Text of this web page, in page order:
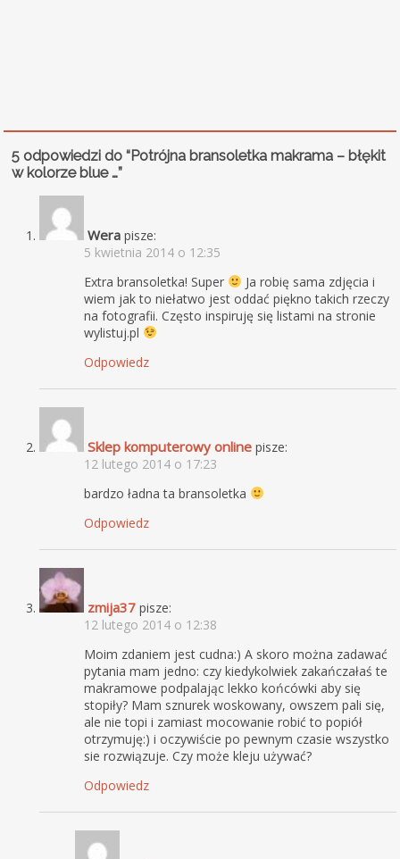
5 odpowiedzi do “Potrójna bransoletka makrama – błękit
w kolorze blue …”
Wera pisze:
5 kwietnia 2014 o 12:35
Extra bransoletka! Super
Ja robię sama zdjęcia i
wiem jak to niełatwo jest oddać piękno takich rzeczy
na fotografii. Często inspiruję się listami na stronie
wylistuj.pl
Odpowiedz
Sklep komputerowy online pisze:
12 lutego 2014 o 17:23
bardzo ładna ta bransoletka
Odpowiedz
zmija37 pisze:
12 lutego 2014 o 12:38
Moim zdaniem jest cudna:) A skoro można zadawać
pytania mam jedno: czy kiedykolwiek zakańczałaś te
makramowe podpalając lekko końcówki aby się
stopiły? Mam sznurek woskowany, owszem pali się,
ale nie topi i zamiast mocowanie robić to popiół
otrzymuję:) i oczywiście po pewnym czasie wszystko
sie rozwiązuje. Czy może kleju używać?
Odpowiedz